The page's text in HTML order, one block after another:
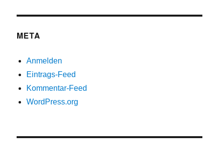
META
Anmelden
Eintrags-Feed
Kommentar-Feed
WordPress.org